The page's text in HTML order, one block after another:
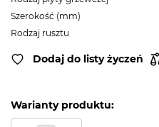
Szerokość (mm)
Rodzaj rusztu
Dodaj do listy życzeń
Warianty produktu: